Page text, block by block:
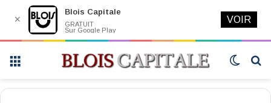
Switch
✕
Blois Capitale
GRATUIT
Sur Google Play
VOIR